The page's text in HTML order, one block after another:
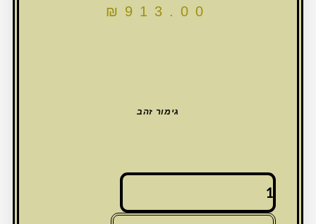
₪ 913.00
גימור זהב
חנוכיית